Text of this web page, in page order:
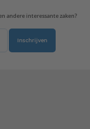
andere interessante zaken?
Inschrijven